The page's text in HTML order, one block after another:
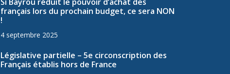
français lors du prochain budget, ce sera NON
!
4 septembre 2025
Législative partielle – 5e circonscription des
Français établis hors de France